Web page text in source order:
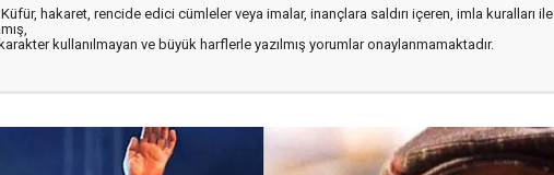
Küfür, hakaret, rencide edici cümleler veya imalar, inançlara saldırı içeren, imla kuralları ile
kullanılmayan ve büyük harflerle yazılmış yorumlar onaylanmamaktadır.